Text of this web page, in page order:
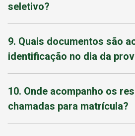
seletivo?
9. Quais documentos são
identificação no dia da
10. Onde acompanho os
chamadas para matrícula?